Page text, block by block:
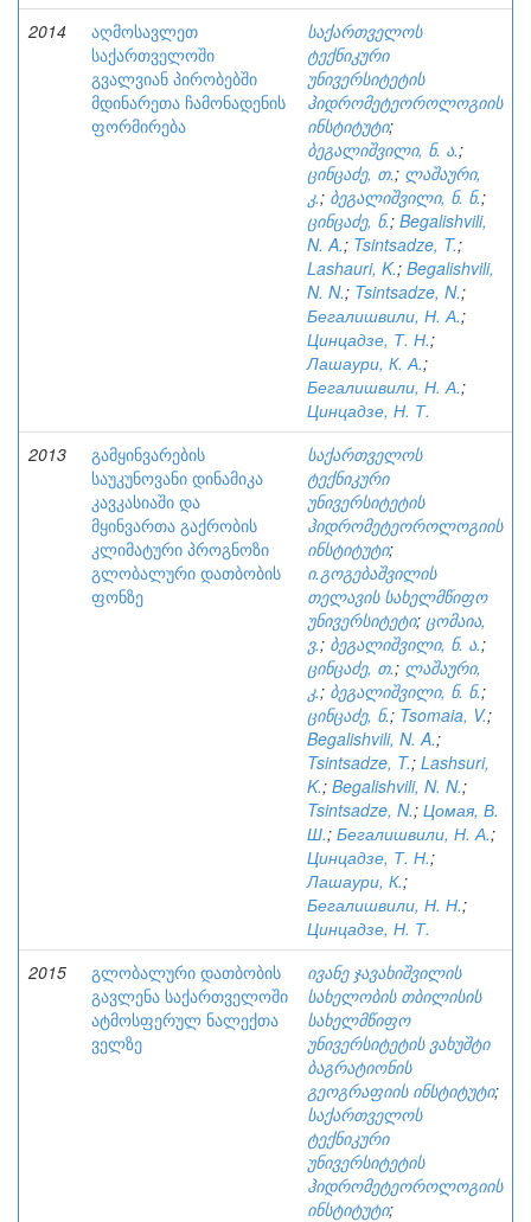
2014
აღმოსავლეთ
საქართველოში
გვალვიან პირობებში
მდინარეთა ჩამონადენის
ფორმირება
საქართველოს
ტექნიკური
უნივერსიტეტის
ჰიდრომეტეოროლოგიის
ინსტიტუტი;
ბეგალიშვილი, ნ. ა.;
ცინცაძე, თ.; ლაშაური,
კ.; ბეგალიშვილი, ნ. ნ.;
ცინცაძე, ნ.; Begalishvili,
N. A.; Tsintsadze, T.;
Lashauri, K.; Begalishvili,
N. N.; Tsintsadze, N.;
Бегалишвили, Н. А.;
Цинцадзе, Т. Н.;
Лашаури, К. А.;
Бегалишвили, Н. А.;
Цинцадзе, Н. Т.
2013
გამყინვარების
საუკუნოვანი დინამიკა
კავკასიაში და
მყინვართა გაქრობის
კლიმატური პროგნოზი
გლობალური დათბობის
ფონზე
საქართველოს
ტექნიკური
უნივერსიტეტის
ჰიდრომეტეოროლოგიის
ინსტიტუტი;
ი.გოგებაშვილის
თელავის სახელმწიფო
უნივერსიტეტი; ცომაია,
ვ.; ბეგალიშვილი, ნ. ა.;
ცინცაძე, თ.; ლაშაური,
კ.; ბეგალიშვილი, ნ. ნ.;
ცინცაძე, ნ.; Tsomaia, V.;
Begalishvili, N. A.;
Tsintsadze, T.; Lashsuri,
K.; Begalishvili, N. N.;
Tsintsadze, N.; Цомая, В.
Ш.; Бегалишвили, Н. А.;
Цинцадзе, Т. Н.;
Лашаури, К.;
Бегалишвили, Н. Н.;
Цинцадзе, Н. Т.
2015
გლობალური დათბობის
გავლენა საქართველოში
ატმოსფერულ ნალექთა
ველზე
ივანე ჯავახიშვილის
სახელობის თბილისის
სახელმწიფო
უნივერსიტეტის ვახუშტი
ბაგრატიონის
გეოგრაფიის ინსტიტუტი;
საქართველოს
ტექნიკური
უნივერსიტეტის
ჰიდრომეტეოროლოგიის
ინსტიტუტი;